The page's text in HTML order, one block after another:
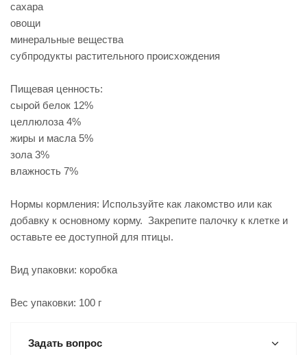
сахара
овощи
минеральные вещества
субпродукты растительного происхождения
Пищевая ценность:
сырой белок 12%
целлюлоза 4%
жиры и масла 5%
зола 3%
влажность 7%
Нормы кормления: Используйте как лакомство или как
добавку к основному корму. Закрепите палочку к клетке и
оставьте ее доступной для птицы.
Вид упаковки: коробка
Вес упаковки: 100 г
Задать вопрос